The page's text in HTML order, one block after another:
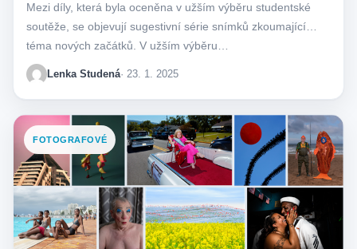
Mezi díly, která byla oceněna v užším výběru studentské
soutěže, se objevují sugestivní série snímků zkoumající
téma nových začátků. V užším výběru…
Lenka Studená· 23. 1. 2025
FOTOGRAFOVÉ